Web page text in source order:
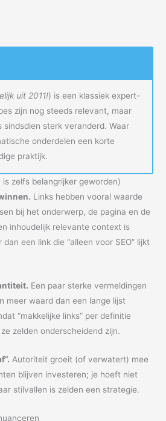
uit 2011!) is een klassiek expert-
zijn nog steeds relevant, maar
sindsdien sterk veranderd. Waar
onderdelen een korte
praktijk.
zelfs belangrijker geworden)
Links hebben vooral waarde
bij het onderwerp, de pagina en de
inhoudelijk relevante context is
een link die “alleen voor SEO” lijkt
Een paar sterke vermeldingen
meer waard dan een lange lijst
“makkelijke links” per definitie
zelden onderscheidend zijn.
Autoriteit groeit (of verwatert) mee
blijven investeren; je hoeft niet
stilvallen is zelden een strategie.